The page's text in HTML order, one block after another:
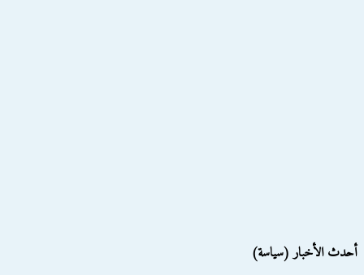
أحدث الأخبار (سياسة)